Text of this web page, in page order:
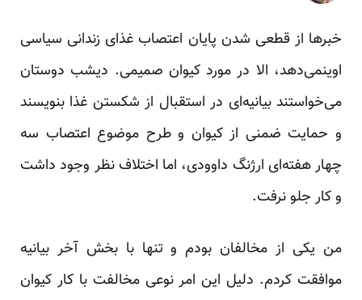
خبرها از قطعی شدن پایان اعتصاب غذای زندانی سیاسی
اوینمی‌دهد، الا در مورد کیوان صمیمی. دیشب دوستان
می‌خواستند بیانیه‌ای در استقبال از شکستن غذا بنویسند
و حمایت ضمنی از کیوان و طرح موضوع اعتصاب سه
چهار هفته‌ای ارژنگ داوودی، اما اختلاف نظر وجود داشت
و کار جلو نرفت.
من یکی از مخالفان بودم و تنها با بخش آخر بیانیه
موافقت کردم. دلیل این امر نوعی مخالفت با کار کیوان